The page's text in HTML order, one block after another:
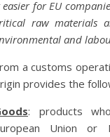
for EU
raw materials
and
a customs
provides the
: products
Union or